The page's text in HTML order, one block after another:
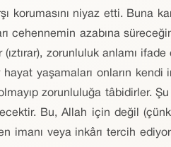
korumasını niyaz etti. Buna
cehennemin azabına
zorunluluk anlamı ifade
yaşamaları onların kendi
zorunluluğa tâbidirler. Şu
Bu, Allah için değil
imanı veya inkârı tercih